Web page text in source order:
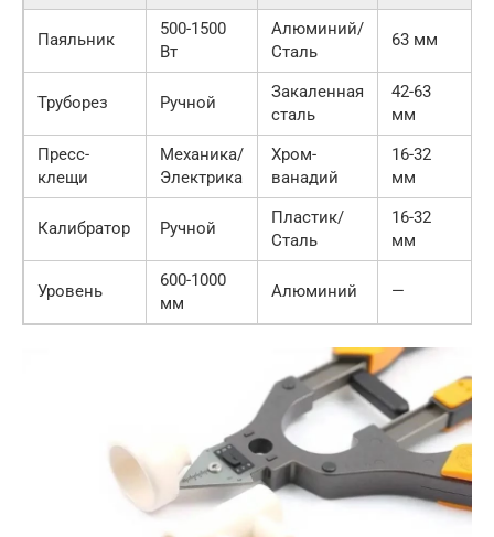
Паяльник
500-1500
Вт
Алюминий/
Сталь
63 мм
Труборез Ручной
Закаленная
сталь
42-63
мм
Пресс-
клещи
Механика/
Электрика
Хром-
ванадий
16-32
мм
Калибратор Ручной
Пластик/
Сталь
16-32
мм
Уровень
600-1000
мм
Алюминий —